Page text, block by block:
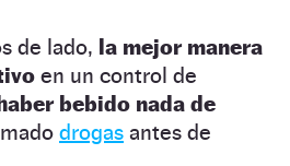
de lado, la mejor manera
en un control de
bebido nada de
drogas antes de